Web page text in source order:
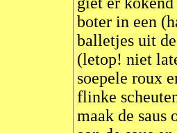
boter in een
balletjes uit
(letop! niet
soepele roux
flinke
maak de saus